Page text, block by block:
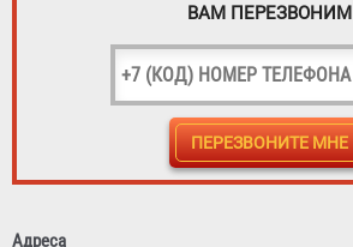
ВАМ ПЕРЕЗВОНИМ
Адреса